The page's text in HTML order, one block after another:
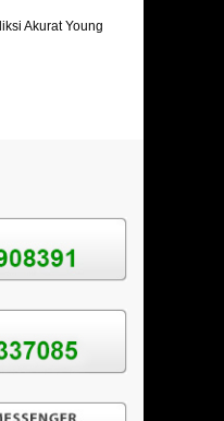
Akurat Young